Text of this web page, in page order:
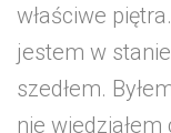
właściwe
jestem w
szedłem.
nie wiedziałem